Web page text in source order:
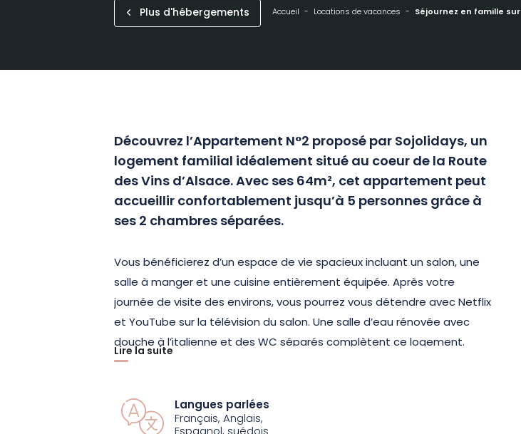
Plus d'hébergements Accueil Locations de vacances Séjournez en famille sur la Route des Vins d'Alsace - Appartements Sojolidays
Découvrez l’Appartement N°2 proposé par Sojolidays, un
logement familial idéalement situé au coeur de la Route
des Vins d’Alsace. Avec ses 64m², cet appartement peut
accueillir confortablement jusqu’à 5 personnes grâce à
ses 2 chambres séparées.
Vous bénéficierez d’un espace de vie spacieux incluant un salon, une
salle à manger et une cuisine entièrement équipée. Après votre
journée de visite des environs, vous pourrez vous détendre avec Netflix
et YouTube sur la télévision du salon. Une salle d’eau rénovée avec
douche à l’italienne et des WC séparés complètent ce logement.
qu’une bouteille de vin local vous accueilleront. Vous n’avez plus qu’à
poser vos valises, et à démarrer votre exploration des villages
Lire la suite
Langues parlées
Français, Anglais,